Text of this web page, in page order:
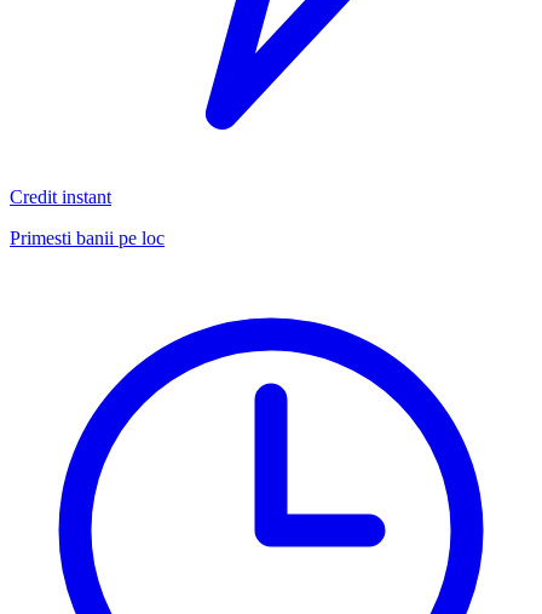
Credit instant
Primesti banii pe loc